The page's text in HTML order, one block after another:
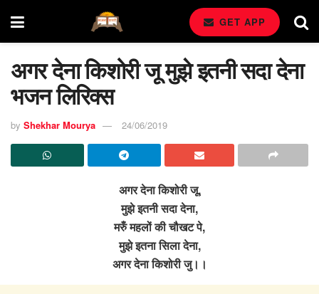
GET APP
अगर देना किशोरी जू मुझे इतनी सदा देना
भजन लिरिक्स
by Shekhar Mourya 24/06/2019
अगर देना किशोरी जू,
मुझे इतनी सदा देना,
मरुँ महलों की चौखट पे,
मुझे इतना सिला देना,
अगर देना किशोरी जु।।